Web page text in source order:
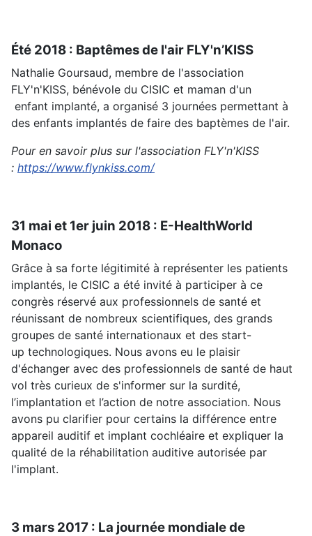
Été 2018 : Baptêmes de l'air FLY'n’KISS
Nathalie Goursaud, membre de l'association
FLY'n'KISS, bénévole du CISIC et maman d'un
enfant implanté, a organisé 3 journées permettant à
des enfants implantés de faire des baptèmes de l'air.
Pour en savoir plus sur l'association FLY'n'KISS
: https://www.flynkiss.com/
31 mai et 1er juin 2018 : E-HealthWorld
Monaco
Grâce à sa forte légitimité à représenter les patients
implantés, le CISIC a été invité à participer à ce
congrès réservé aux professionnels de santé et
réunissant de nombreux scientifiques, des grands
groupes de santé internationaux et des start-
up technologiques. Nous avons eu le plaisir
d'échanger avec des professionnels de santé de haut
vol très curieux de s'informer sur la surdité,
l’implantation et l’action de notre association. Nous
avons pu clarifier pour certains la différence entre
appareil auditif et implant cochléaire et expliquer la
qualité de la réhabilitation auditive autorisée par
l'implant.
3 mars 2017 : La journée mondiale de